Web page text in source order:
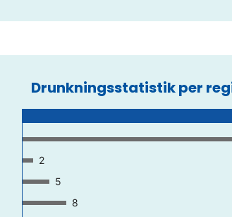
Drunkningsstatistik per
2
5
8